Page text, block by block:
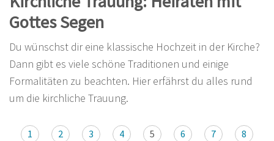
Gottes Segen
Du wünschst dir eine klassische Hochzeit in der Kirche?
Dann gibt es viele schöne Traditionen und einige
Formalitäten zu beachten. Hier erfährst du alles rund
um die kirchliche Trauung.
1 2 3 4 5 6 7
8